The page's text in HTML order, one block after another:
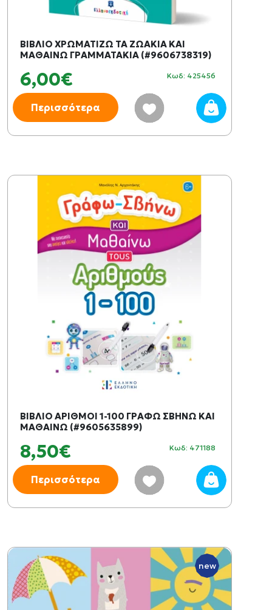
ΒΙΒΛΙΟ ΧΡΩΜΑΤΙΖΩ ΤΑ ΖΩΑΚΙΑ ΚΑΙ
ΜΑΘΑΙΝΩ ΓΡΑΜΜΑΤΑΚΙΑ (#9606738319)
6,00€ Κωδ: 425456
Περισσότερα
ΒΙΒΛΙΟ ΑΡΙΘΜΟΙ 1-100 ΓΡΑΦΩ ΣΒΗΝΩ ΚΑΙ
ΜΑΘΑΙΝΩ (#9605635899)
8,50€ Κωδ: 471188
Περισσότερα
new